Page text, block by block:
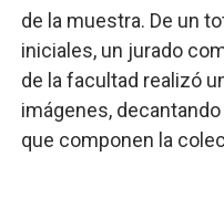
de la muestra. De un
iniciales, un jurado
de la facultad realizó
imágenes,
que componen la